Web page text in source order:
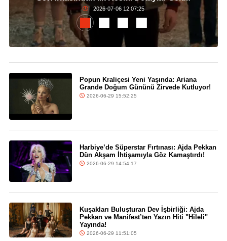
2026-07-06 12:07:25
Popun Kraliçesi Yeni Yaşında: Ariana
Grande Doğum Gününü Zirvede Kutluyor!
2026-06-29 15:52:25
Harbiye’de Süperstar Fırtınası: Ajda Pekkan
Dün Akşam İhtişamıyla Göz Kamaştırdı!
2026-06-29 14:54:17
Kuşakları Buluşturan Dev İşbirliği: Ajda
Pekkan ve Manifest’ten Yazın Hiti "Hileli"
Yayında!
2026-06-29 11:51:05